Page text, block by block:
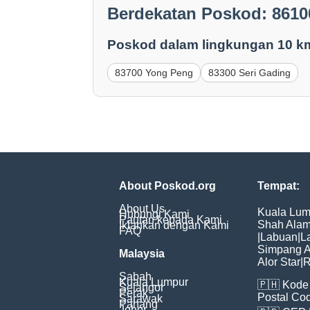
Berdekatan Poskod:
Poskod dalam lingkungan 10
83700 Yong Peng 83300 Seri Gading
About Poskod.org
About Us
Hubungi Kami
Pautan kepada Kami
Iklankan dengan Kami
FAQ
Malaysia
Sabah
Kuala Lumpur
Selangor
Perak
Sarawak
Pahang
Tempat:
Kuala
Shah
Labuan
Simpang
Alor Star
🇵🇭
Postal